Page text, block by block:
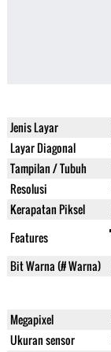
Jenis Layar
Layar Diagonal
Tampilan / Tubuh
Resolusi
Kerapatan Piksel
Features
Bit Warna (# Warna)
Megapixel
Ukuran sensor